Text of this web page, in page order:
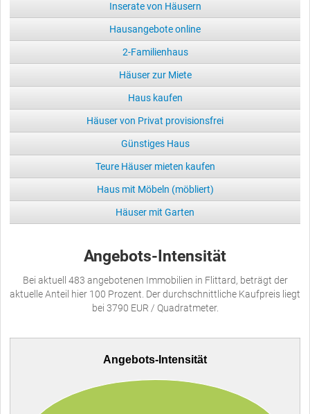
Inserate von Häusern
Hausangebote online
2-Familienhaus
Häuser zur Miete
Haus kaufen
Häuser von Privat provisionsfrei
Günstiges Haus
Teure Häuser mieten kaufen
Haus mit Möbeln (möbliert)
Häuser mit Garten
Angebots-Intensität
Bei aktuell 483 angebotenen Immobilien in Flittard, beträgt der
aktuelle Anteil hier 100 Prozent. Der durchschnittliche Kaufpreis liegt
bei 3790 EUR / Quadratmeter.
Angebots-Intensität